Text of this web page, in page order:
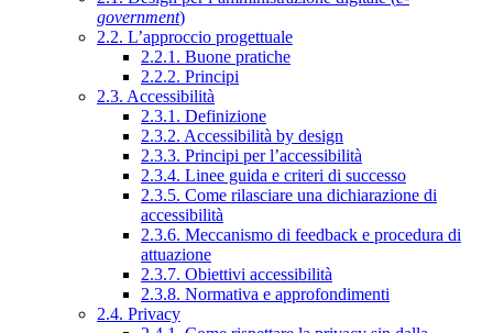
government)
2.2. L’approccio progettuale
2.2.1. Buone pratiche
2.2.2. Principi
2.3. Accessibilità
2.3.1. Definizione
2.3.2. Accessibilità by design
2.3.3. Principi per l’accessibilità
2.3.4. Linee guida e criteri di successo
2.3.5. Come rilasciare una dichiarazione di
accessibilità
2.3.6. Meccanismo di feedback e procedura di
attuazione
2.3.7. Obiettivi accessibilità
2.3.8. Normativa e approfondimenti
2.4. Privacy